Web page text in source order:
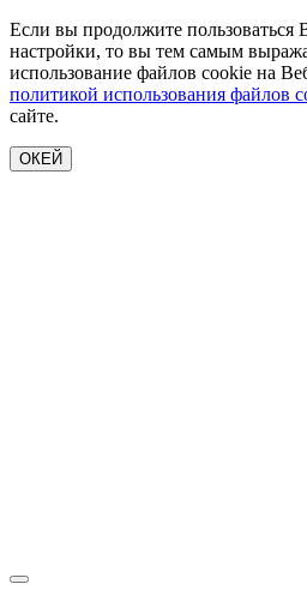
Если вы продолжите пользоваться
настройки, то вы тем самым
использование файлов cookie на
политикой использования файлов
сайте.
ОКЕЙ